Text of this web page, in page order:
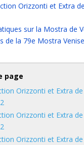
Orizzonti et Extra
sur la Mostra de
de la 79e Mostra
page
Orizzonti et Extra
Orizzonti et Extra
Orizzonti et Extra